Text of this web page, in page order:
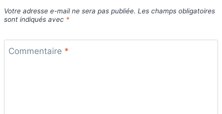
Votre adresse e-mail ne sera pas publiée. Les champs obligatoires
sont indiqués avec *
Commentaire *